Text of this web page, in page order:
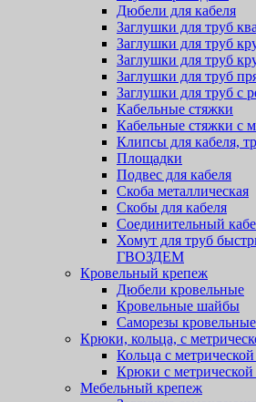
Дюбели для кабеля
Заглушки для труб
Заглушки для труб
Заглушки для труб
Заглушки для труб
Заглушки для труб с
Кабельные стяжки
Кабельные стяжки с
Клипсы для кабеля,
Площадки
Подвес для кабеля
Скоба металлическая
Скобы для кабеля
Соединительный
Хомут для труб
ГВОЗДЕМ
Кровельный крепеж
Дюбели кровельные
Кровельные шайбы
Саморезы кровельные
Крюки, кольца, с
Кольца с метрической
Крюки с метрической
Мебельный крепеж